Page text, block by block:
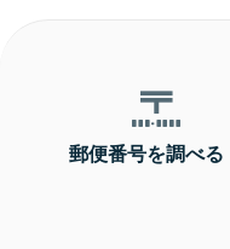
郵便番号を調べる